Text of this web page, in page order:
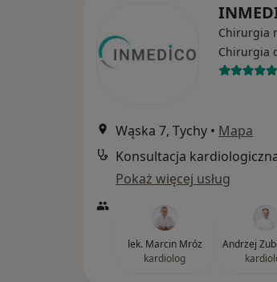
Chirurgia
Chirurgia
Wąska 7, Tychy • Mapa
Konsultacja
Pokaż więcej usług
lek. Marcin Mróz
kardiolog
Andrzej